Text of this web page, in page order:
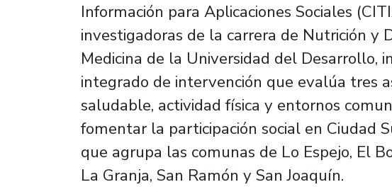
Información para Aplicaciones Sociales
investigadoras de la carrera de Nutrición y
Medicina de la Universidad del Desarrollo,
integrado de intervención que evalúa tres
saludable, actividad física y entornos
fomentar la participación social en Ciudad
que agrupa las comunas de Lo Espejo, El
La Granja, San Ramón y San Joaquín.